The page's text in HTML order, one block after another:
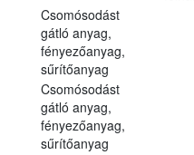
Csomósodást
gátló anyag,
fényezőanyag,
sűrítőanyag
Csomósodást
gátló anyag,
fényezőanyag,
sűrítőanyag